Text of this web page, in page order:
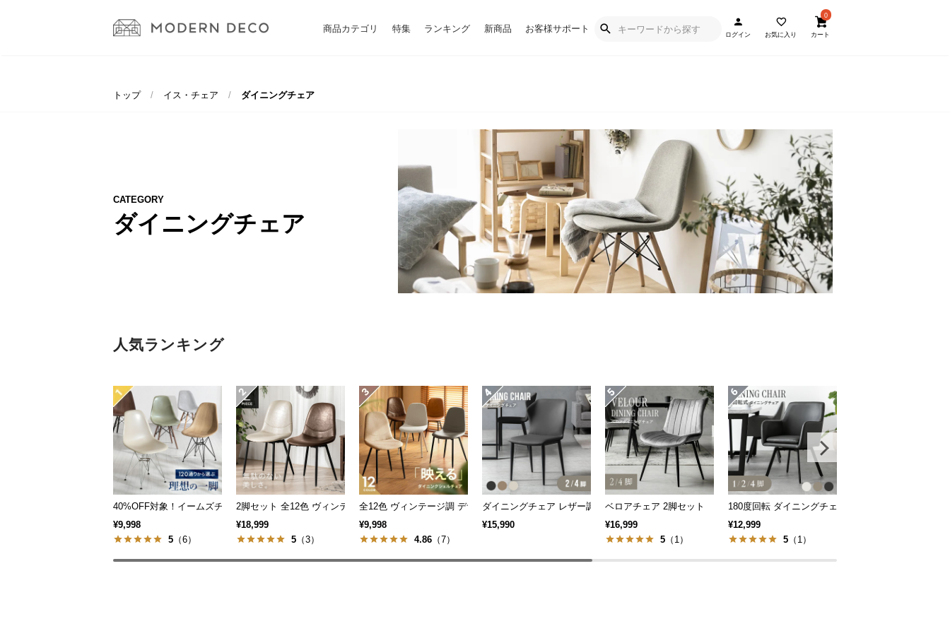
商品カテゴリ 特集 ランキング 新商品 お客様サポート
ログイン お気に入り
0
カート
トップ イス・チェア ダイニングチェア
CATEGORY
ダイニングチェア
人気ランキング
40%OFF対象！イームズチェア デザイナーズシェルチェア プレミアムタイプ
¥9,998
5 （6）
2脚セット 全12色 ヴィンテージ調 デザイナーズシェルチェア
¥18,999
5 （3）
全12色 ヴィンテージ調 デザイナーズシェルチェア
¥9,998
4.86 （7）
ダイニングチェア レザー調 ブラック脚 2脚/4脚セット 包み込むフォルム
¥15,990
ベロアチェア 2脚セット
¥16,999
5 （1）
180度回転 ダイニングチェア レザー調 1/2/4脚セッ
¥12,999
5 （1）